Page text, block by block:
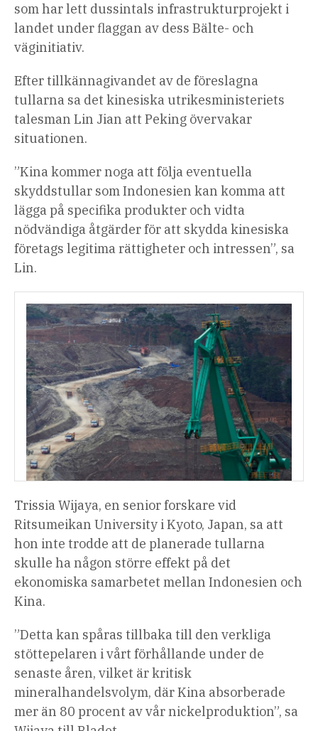
som har lett dussintals infrastrukturprojekt i
landet under flaggan av dess Bälte- och
väginitiativ.
Efter tillkännagivandet av de föreslagna
tullarna sa det kinesiska utrikesministeriets
talesman Lin Jian att Peking övervakar
situationen.
”Kina kommer noga att följa eventuella
skyddstullar som Indonesien kan komma att
lägga på specifika produkter och vidta
nödvändiga åtgärder för att skydda kinesiska
företags legitima rättigheter och intressen”, sa
Lin.
Trissia Wijaya, en senior forskare vid
Ritsumeikan University i Kyoto, Japan, sa att
hon inte trodde att de planerade tullarna
skulle ha någon större effekt på det
ekonomiska samarbetet mellan Indonesien och
Kina.
”Detta kan spåras tillbaka till den verkliga
stöttepelaren i vårt förhållande under de
senaste åren, vilket är kritisk
mineralhandelsvolym, där Kina absorberade
mer än 80 procent av vår nickelproduktion”, sa